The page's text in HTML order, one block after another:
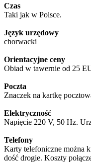
Czas
Taki jak w Polsce.
Język urzędowy
chorwacki
Orientacyjne ceny
Obiad w tawernie od 25
Poczta
Znaczek na kartkę
Elektryczność
Napięcie 220 V, 50 Hz.
Telefony
Karty telefoniczne można
dość drogie. Koszty